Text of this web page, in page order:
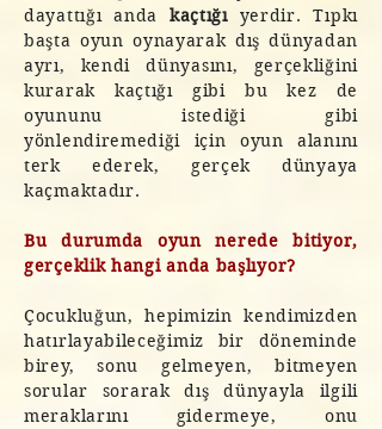
dayattığı anda kaçtığıyerdir. Tıpkı
başta oyun oynayarak dış dünyadan
ayrı, kendi dünyasını, gerçekliğini
kurarak kaçtığı gibi bu kez de
oyununu istediği gibi
yönlendiremediği için oyun alanını
terk ederek, gerçek dünyaya
kaçmaktadır.
Bu durumda oyun nerede bitiyor,
gerçeklik hangi anda başlıyor?
Çocukluğun, hepimizin kendimizden
hatırlayabileceğimiz bir döneminde
birey, sonu gelmeyen, bitmeyen
sorular sorarak dış dünyayla ilgili
meraklarını gidermeye, onu